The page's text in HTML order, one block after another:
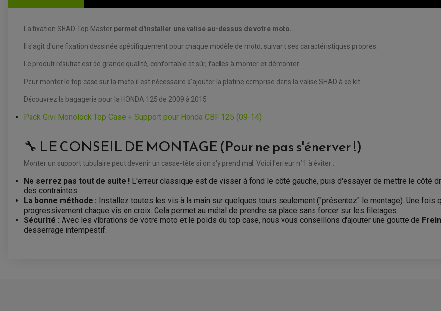
La fixation SHAD Top Master permet d'installer une valise au-dessus de votre moto.
Il s'agit d'une fixation dessinée spécifiquement pour chaque modèle de moto, suivant ses caractéristiques propres.
Le produit résultat est de grande qualité, confortable et sûr, faciles à monter et démonter.
Pour monter le top case sur la moto il est nécessaire d'ajouter la platine comprise dans la valise SHAD à ce kit.
Découvrez la bagagerie pour la HONDA 125 de 2009 à 2015 :
Pack Givi Monolock Top Case + Support pour Honda CBF 125 (09-14)
🔧 LE CONSEIL DE MONTAGE (Pour ne pas s'énerver !)
Monter un support tubulaire peut devenir un casse-tête si on s'y prend mal. Voici l'erreur n°1 à éviter :
Ne serrez pas tout de suite ! L'erreur classique est de visser à fond le côté gauche, puis d'essayer de mettre le côté
des contraintes.
La bonne méthode : Installez toutes les vis à la main sur quelques tours seulement ("présentez" le montage). Une
progressivement chaque vis en croix. Cela permet au métal de prendre sa place sans forcer sur les filetages.
Sécurité : Avec les vibrations de votre moto et le poids du top case, nous vous conseillons d'ajouter une goutte de
desserrage intempestif.